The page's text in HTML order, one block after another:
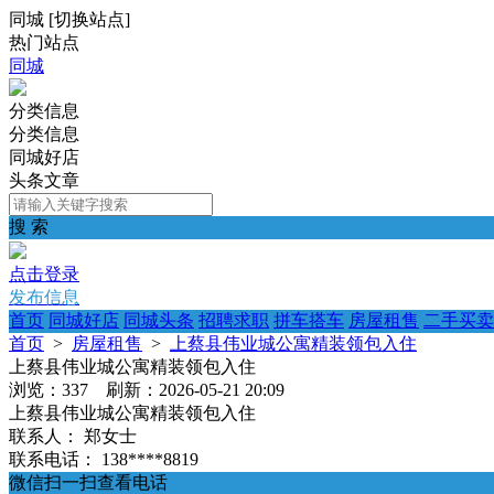
同城 [切换站点]
热门站点
同城
分类信息
分类信息
同城好店
头条文章
搜 索
点击登录
发布信息
首页 同城好店 同城头条 招聘求职 拼车搭车 房屋租售 二手买卖
首页 > 房屋租售 >
上蔡县伟业城公寓精装领包入住
上蔡县伟业城公寓精装领包入住
浏览：337 刷新：2026-05-21 20:09
上蔡县伟业城公寓精装领包入住
联系人：
郑女士
联系电话：
138****8819
微信扫一扫查看电话